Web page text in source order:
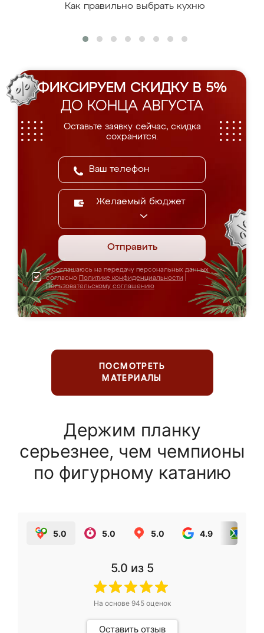
Как правильно выбрать кухню
ФИКСИРУЕМ СКИДКУ В 5%
ДО КОНЦА АВГУСТА
Оставьте заявку сейчас, скидка
сохранится.
Желаемый бюджет
Отправить
Я соглашаюсь на передачу персональных данных
согласно Политике конфиденциальности
Пользовательскому соглашению
ПОСМОТРЕТЬ
МАТЕРИАЛЫ
Держим планку
серьезнее, чем чемпионы
по фигурному катанию
5.0 5.0 5.0 4.9
5.0 из 5
На основе 945оценок
Оставить отзыв